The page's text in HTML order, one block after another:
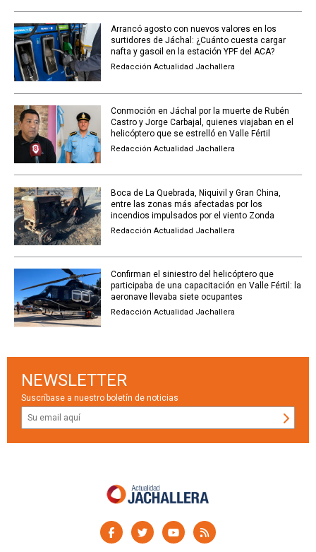
Arrancó agosto con nuevos valores en los
surtidores de Jáchal: ¿Cuánto cuesta cargar
nafta y gasoil en la estación YPF del ACA?
Redacción Actualidad Jachallera
Conmoción en Jáchal por la muerte de Rubén
Castro y Jorge Carbajal, quienes viajaban en el
helicóptero que se estrelló en Valle Fértil
Redacción Actualidad Jachallera
Boca de La Quebrada, Niquivil y Gran China,
entre las zonas más afectadas por los
incendios impulsados por el viento Zonda
Redacción Actualidad Jachallera
Confirman el siniestro del helicóptero que
participaba de una capacitación en Valle Fértil: la
aeronave llevaba siete ocupantes
Redacción Actualidad Jachallera
NEWSLETTER
Suscríbase a nuestro boletín de noticias